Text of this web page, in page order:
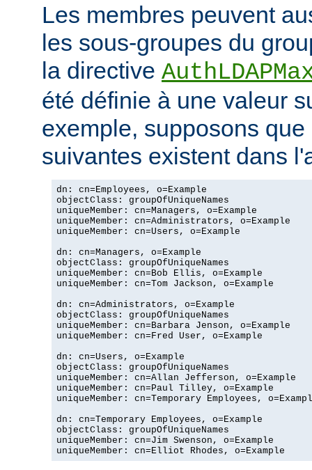
Les membres peuvent
les sous-groupes du
la directive
été définie à une valeur
exemple, supposons
suivantes existent dans
dn: cn=Employees, o=Example
objectClass: groupOfUniqueNames
uniqueMember: cn=Managers, o=Example
uniqueMember: cn=Administrators, o=Example
uniqueMember: cn=Users, o=Example
dn: cn=Managers, o=Example
objectClass: groupOfUniqueNames
uniqueMember: cn=Bob Ellis, o=Example
uniqueMember: cn=Tom Jackson, o=Example
dn: cn=Administrators, o=Example
objectClass: groupOfUniqueNames
uniqueMember: cn=Barbara Jenson, o=Example
uniqueMember: cn=Fred User, o=Example
dn: cn=Users, o=Example
objectClass: groupOfUniqueNames
uniqueMember: cn=Allan Jefferson, o=Example
uniqueMember: cn=Paul Tilley, o=Example
uniqueMember: cn=Temporary Employees,
dn: cn=Temporary Employees, o=Example
objectClass: groupOfUniqueNames
uniqueMember: cn=Jim Swenson, o=Example
uniqueMember: cn=Elliot Rhodes, o=Example